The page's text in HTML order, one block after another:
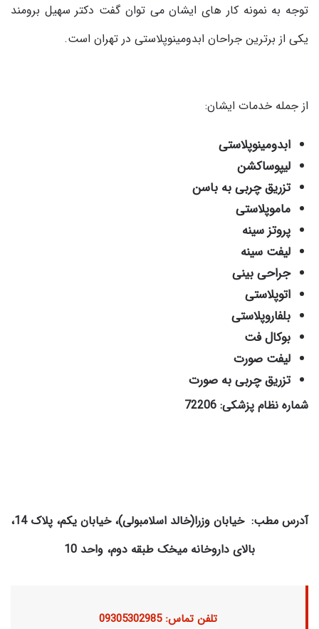
توجه به نمونه کار های ایشان می توان گفت دکتر سهیل برومند
یکی از برترین جراحان ابدومینوپلاستی در تهران است.
از جمله خدمات ایشان:
ابدومینوپلاستی
لیپوساکشن
تزریق چربی به باسن
ماموپلاستی
پروتز سینه
لیفت سینه
جراحی بینی
اتوپلاستی
بلفاروپلاستی
بوکال فت
لیفت صورت
تزریق چربی به صورت
شماره نظام پزشکی: 72206
آدرس مطب: خیابان وزرا(خالد اسلامبولی)، خیابان یکم، پلاک 14،
بالای داروخانه میخک طبقه دوم، واحد 10
تلفن تماس: 09305302985